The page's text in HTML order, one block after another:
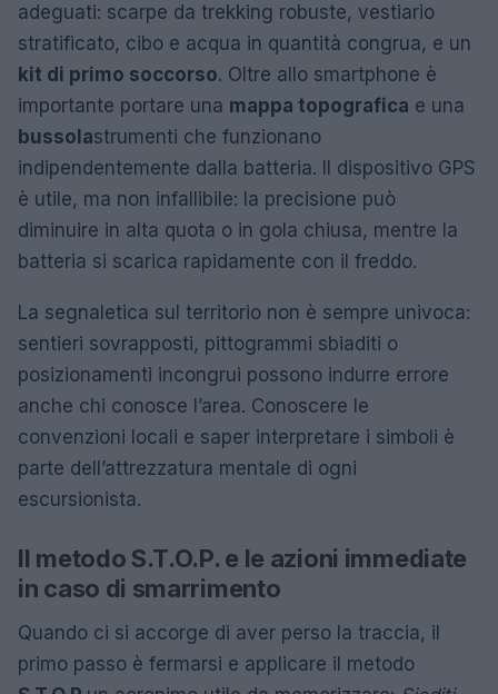
adeguati: scarpe da trekking robuste, vestiario
stratificato, cibo e acqua in quantità congrua, e un
kit di primo soccorso. Oltre allo smartphone è
importante portare una mappa topografica e una
bussolastrumenti che funzionano
indipendentemente dalla batteria. Il dispositivo GPS
è utile, ma non infallibile: la precisione può
diminuire in alta quota o in gola chiusa, mentre la
batteria si scarica rapidamente con il freddo.
La segnaletica sul territorio non è sempre univoca:
sentieri sovrapposti, pittogrammi sbiaditi o
posizionamenti incongrui possono indurre errore
anche chi conosce l’area. Conoscere le
convenzioni locali e saper interpretare i simboli è
parte dell’attrezzatura mentale di ogni
escursionista.
Il metodo S.T.O.P. e le azioni immediate
in caso di smarrimento
Quando ci si accorge di aver perso la traccia, il
primo passo è fermarsi e applicare il metodo